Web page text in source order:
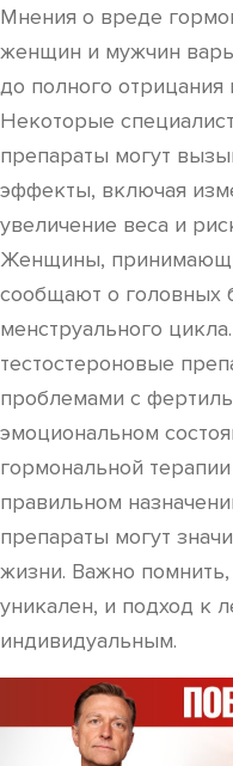
Мнения о вреде
женщин и мужчин
до полного отрицания
Некоторые
препараты могут
эффекты, включая
увеличение веса и
Женщины,
сообщают о головных
менструального
тестостероновые
проблемами с
эмоциональном
гормональной
правильном
препараты могут
жизни. Важно
уникален, и подход к
индивидуальным.